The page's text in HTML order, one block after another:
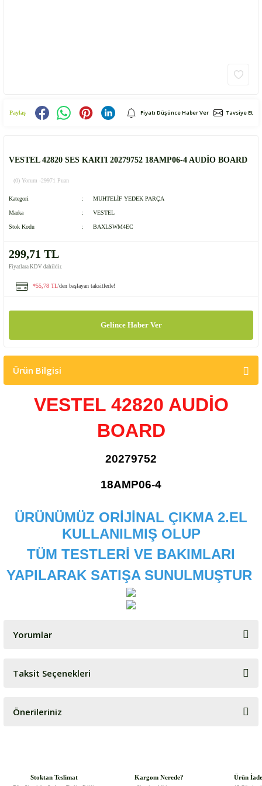
Paylaş Fiyatı Düşünce Haber Ver Tavsiye Et
VESTEL 42820 SES KARTI 20279752 18AMP06-4 AUDİO BOARD
(0) Yorum -29971 Puan
Kategori MUHTELİF YEDEK PARÇA
Marka VESTEL
Stok Kodu BAXLSWM4EC
299,71 TL
Fiyatlara KDV dahildir.
*55,78 TL'den başlayan taksitlerle!
Gelince Haber Ver
Ürün Bilgisi
VESTEL 42820 AUDİO
BOARD
20279752
18AMP06-4
ÜRÜNÜMÜZ ORİJİNAL ÇIKMA 2.EL
KULLANILMIŞ OLUP
TÜM TESTLERİ VE BAKIMLARI
YAPILARAK SATIŞA SUNULMUŞTUR
Yorumlar
Bu ürüne ilk yorumu siz yapın!
Taksit Seçenekleri
Önerileriniz
Stoktan Teslimat Kargom Nerede? Ürün